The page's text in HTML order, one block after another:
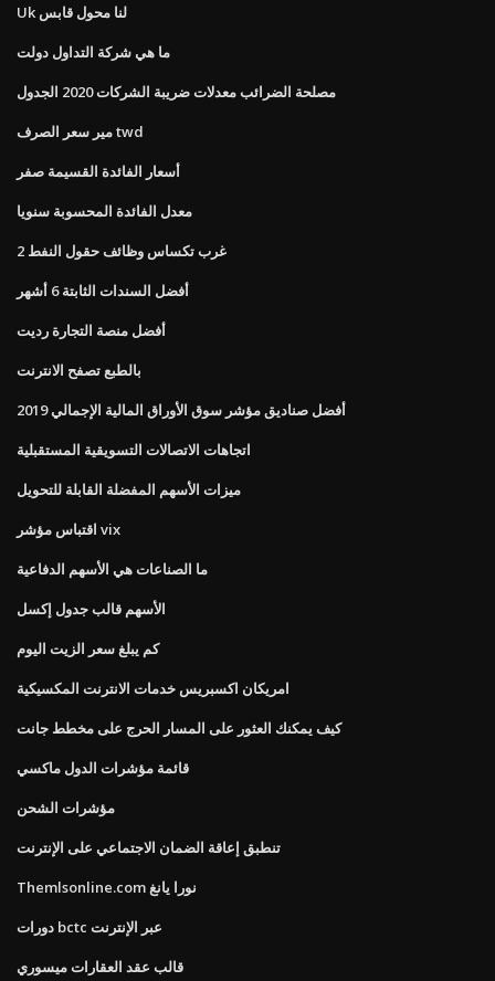
Uk لنا محول قابس
ما هي شركة التداول دولت
مصلحة الضرائب معدلات ضريبة الشركات 2020 الجدول
مير سعر الصرف twd
أسعار الفائدة القسيمة صفر
معدل الفائدة المحسوبة سنويا
غرب تكساس وظائف حقول النفط 2
أفضل السندات الثابتة 6 أشهر
أفضل منصة التجارة رديت
بالطبع تصفح الانترنت
أفضل صناديق مؤشر سوق الأوراق المالية الإجمالي 2019
اتجاهات الاتصالات التسويقية المستقبلية
ميزات الأسهم المفضلة القابلة للتحويل
اقتباس مؤشر vix
ما الصناعات هي الأسهم الدفاعية
الأسهم قالب جدول إكسل
كم يبلغ سعر الزيت اليوم
امريكان اكسبريس خدمات الانترنت المكسيكية
كيف يمكنك العثور على المسار الحرج على مخطط جانت
قائمة مؤشرات الدول ماكسي
مؤشرات الشحن
تنطبق إعاقة الضمان الاجتماعي على الإنترنت
Themlsonline.com نورا يانغ
دورات bctc عبر الإنترنت
قالب عقد العقارات ميسوري